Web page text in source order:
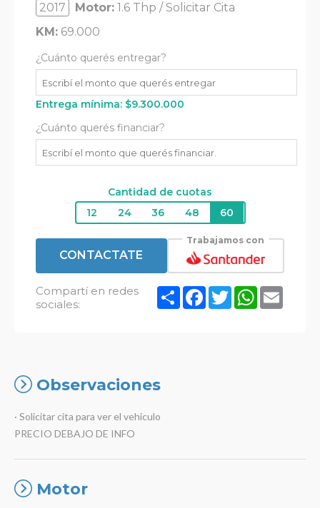
2017 Motor: 1.6 Thp / Solicitar Cita
KM: 69.000
¿Cuánto querés entregar?
Entrega mínima: $9.300.000
¿Cuánto querés financiar?
Cantidad de cuotas
12
24 36 48 60
CONTACTATE
Trabajamos con
Compartí en redes
sociales:
CompartirFacebook
TwitterWhatsApp
Observaciones
· Solicitar cita para ver el vehiculo
PRECIO DEBAJO DE INFO
Motor